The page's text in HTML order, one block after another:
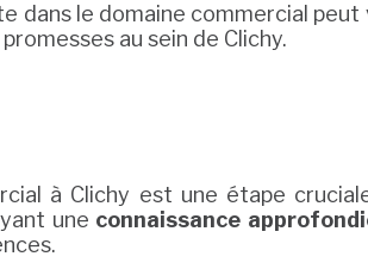
dans le domaine commercial
au sein de Clichy.
à Clichy est une étape
une connaissance